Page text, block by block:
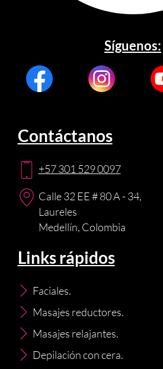
Síguenos:
Contáctanos
+57 301 529 0097
Calle 32 EE # 80 A - 34,
Laureles
Medellín, Colombia
Links rápidos
Faciales.
Masajes reductores.
Masajes relajantes.
Depilación con cera.